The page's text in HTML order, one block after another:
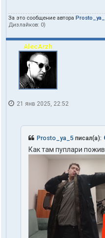
За это сообщение автора
Дизлайков: 0)
AlecArzh
21 янв 2025, 22:52
Prosto_ya_5 писал(а):
Как там пуплари